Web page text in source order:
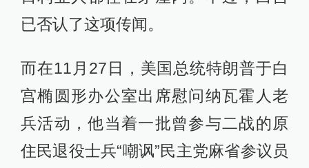
已否认了这项传闻。
而在11月27日，美国总统特朗普于白
宫椭圆形办公室出席慰问纳瓦霍人老
兵活动，他当着一批曾参与二战的原
住民退役士兵“嘲讽”民主党麻省参议员